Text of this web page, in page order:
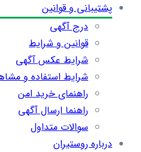
پشتیبانی و قوانین
درج آگهی
قوانین و شرایط
شرایط عکس آگهی
شرایط استفاده و
راهنمای خرید امن
راهنما ارسال آگهی
سوالات متداول
درباره روستیران